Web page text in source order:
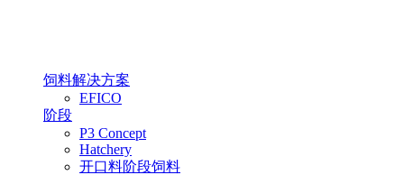
饲料解决方案
EFICO
阶段
P3 Concept
Hatchery
开口料阶段饲料